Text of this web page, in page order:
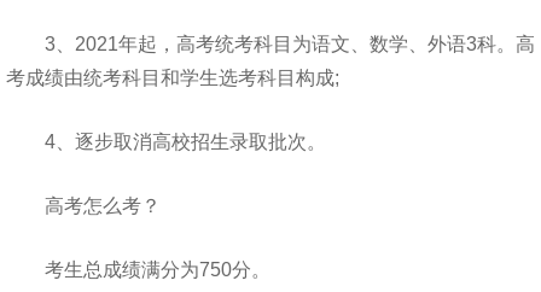
3、2021年起，高考统考科目为语文、数学、外语3科。高
考成绩由统考科目和学生选考科目构成;
4、逐步取消高校招生录取批次。
高考怎么考？
考生总成绩满分为750分。